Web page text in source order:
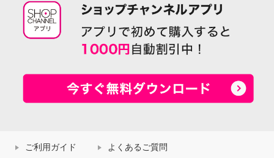
ご利用ガイド よくあるご質問